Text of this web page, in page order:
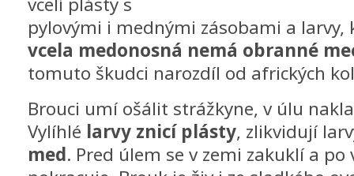
pylovými i mednými zásobami a larvy,
vcela medonosná nemá obranné
tomuto škudci narozdíl od afrických
Brouci umí ošálit strážkyne, v úlu
Vylíhlé larvy znicí plásty, zlikvidují
med. Pred úlem se v zemi zakuklí a